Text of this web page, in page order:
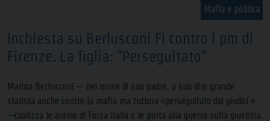
Mafia e politica
Inchiesta su Berlusconi FI contro i pm di
Firenze. La figlia: “Perseguitato”
Marina Berlusconi — nel nome di suo padre, a suo dire grande
statista anche contro la mafia ma tuttora «perseguitato dai giudici »
—coalizza le anime di Forza Italia e le porta alla guerra sulla giustizia.